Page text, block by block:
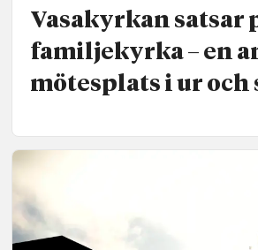
Vasakyrkan satsar
familjekyrka – en
mötesplats i ur och